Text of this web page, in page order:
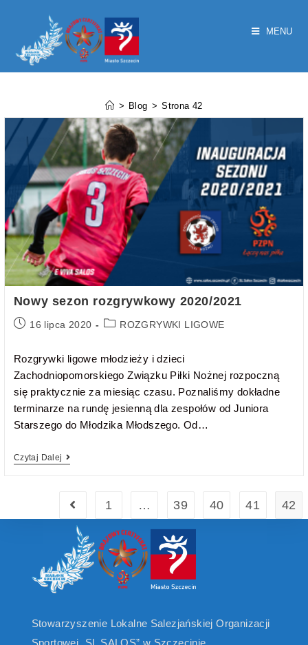
MENU
> Blog > Strona 42
Nowy sezon rozgrywkowy 2020/2021
16 lipca 2020 ROZGRYWKI LIGOWE
Rozgrywki ligowe młodzieży i dzieci
Zachodniopomorskiego Związku Piłki Nożnej rozpoczną
się praktycznie za miesiąc czasu. Poznaliśmy dokładne
terminarze na rundę jesienną dla zespołów od Juniora
Starszego do Młodzika Młodszego. Od…
Czytaj Dalej
1 … 39 40 41 42
Stowarzyszenie Lokalne Salezjańskiej Organizacji
Sportowej „SL SALOS” w Szczecinie